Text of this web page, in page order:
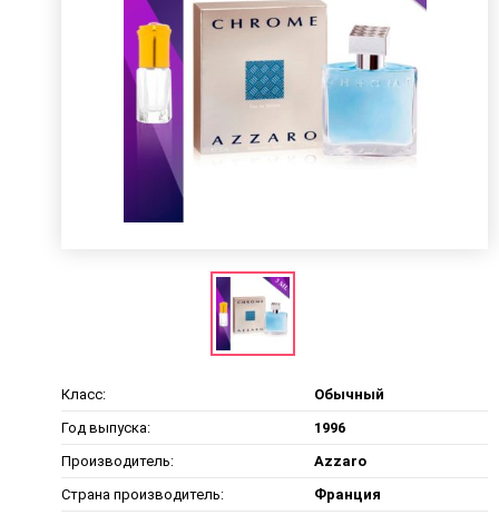
Класс:
Обычный
Год выпуска:
1996
Производитель:
Azzaro
Страна производитель:
Франция